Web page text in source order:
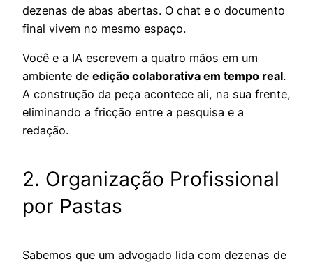
dezenas de abas abertas. O chat e o documento
final vivem no mesmo espaço.
Você e a IA escrevem a quatro mãos em um
ambiente de edição colaborativa em tempo real.
A construção da peça acontece ali, na sua frente,
eliminando a fricção entre a pesquisa e a
redação.
2. Organização Profissional
por Pastas
Sabemos que um advogado lida com dezenas de